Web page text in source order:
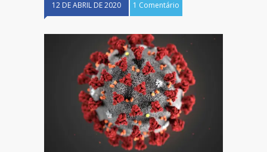
12 DE ABRIL DE 2020 1 Comentário